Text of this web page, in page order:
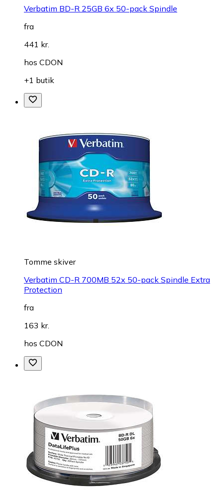
Verbatim BD-R 25GB 6x 50-pack Spindle
fra
441 kr.
hos CDON
+1 butik
Tomme skiver
Verbatim CD-R 700MB 52x 50-pack Spindle Extra
Protection
fra
163 kr.
hos CDON